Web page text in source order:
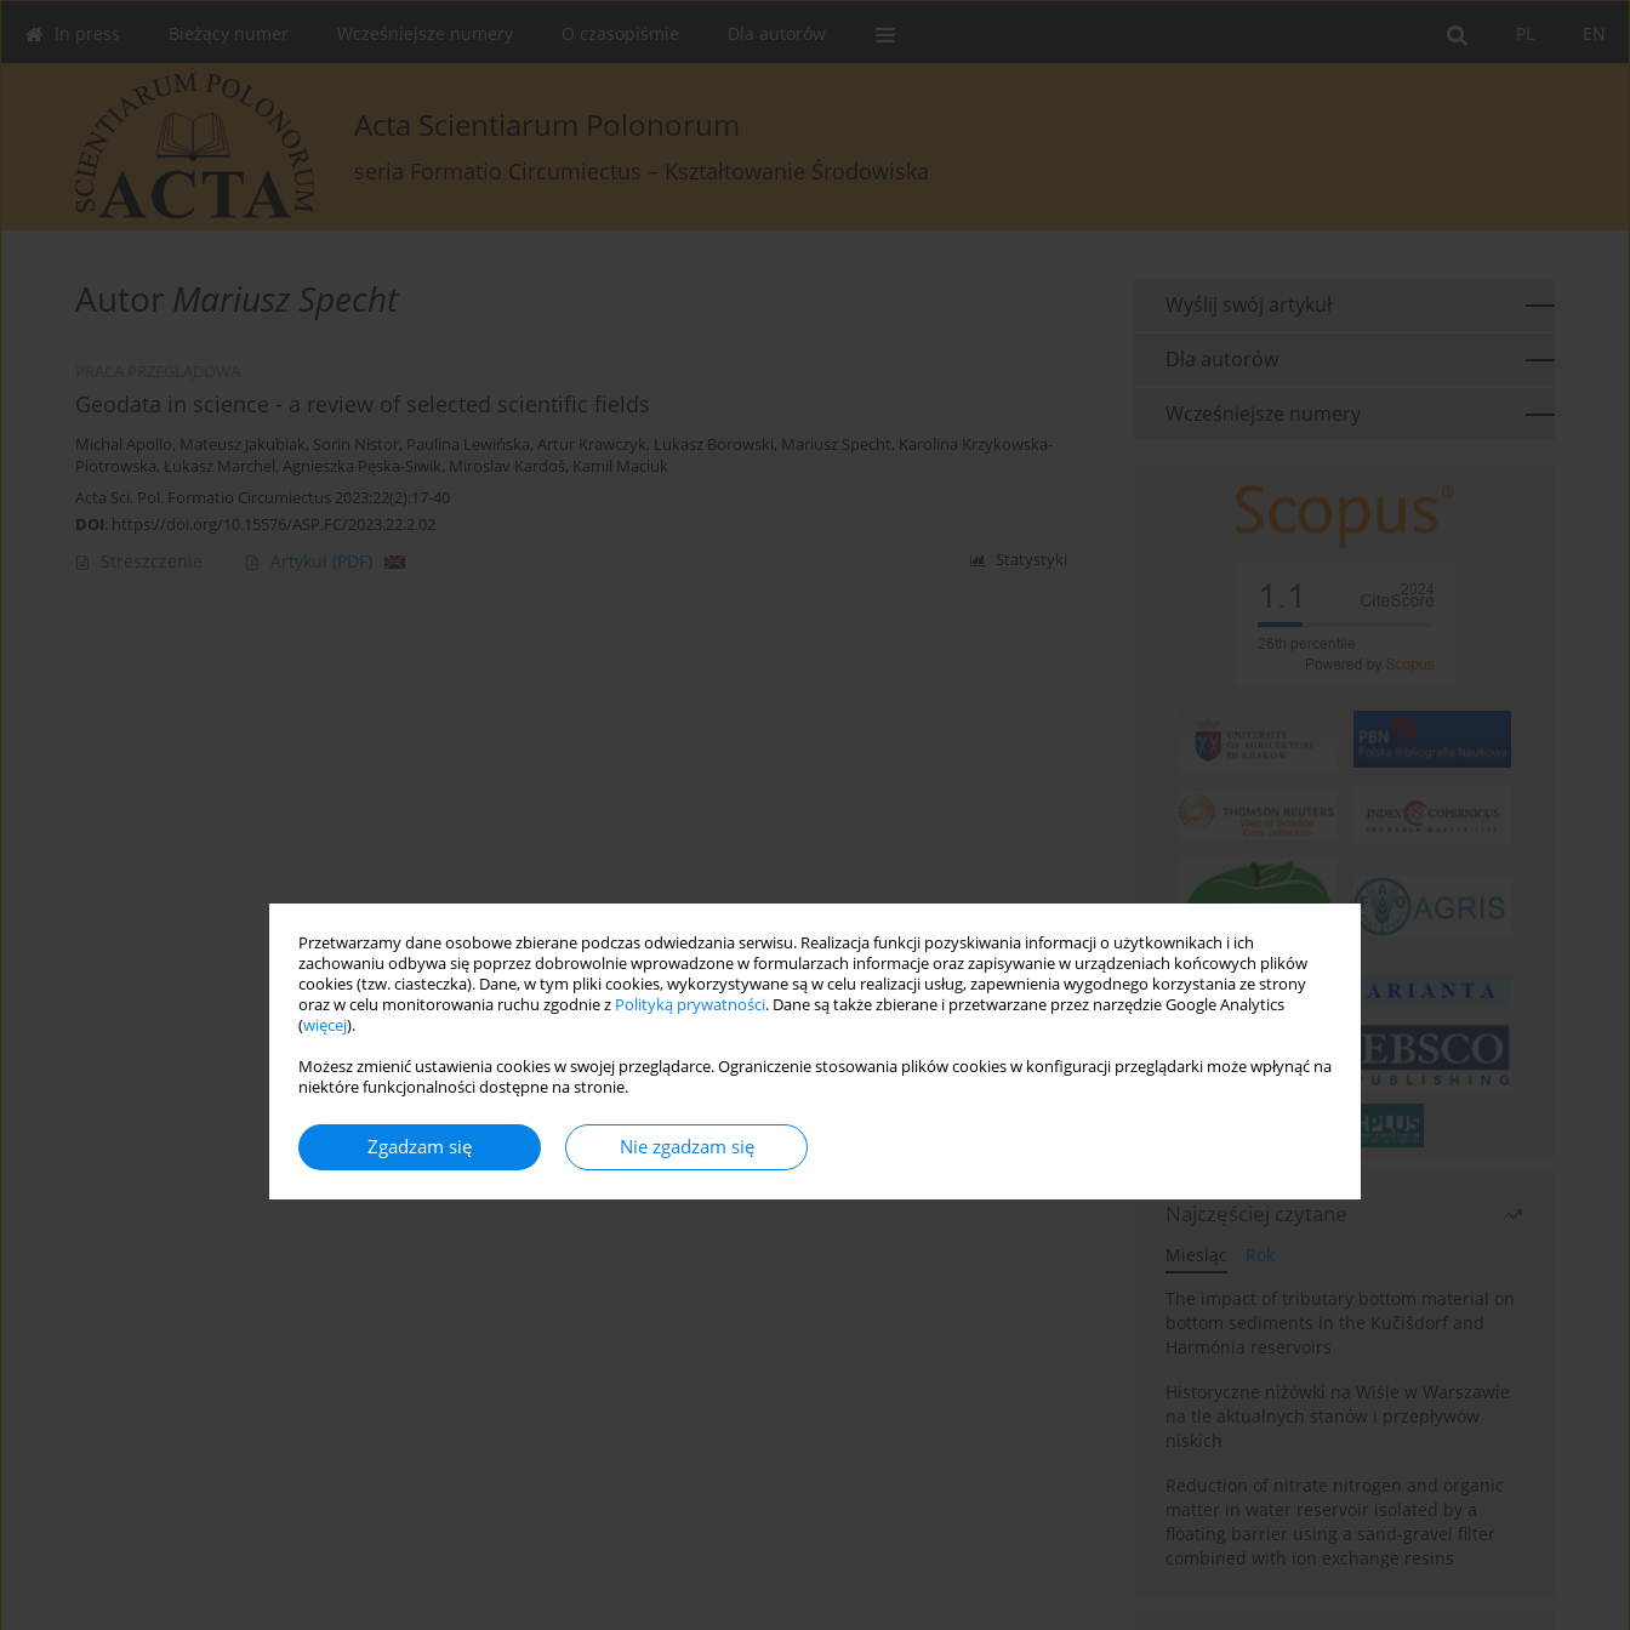
Przetwarzamy dane osobowe zbierane podczas odwiedzania serwisu. Realizacja funkcji pozyskiwania informacji o użytkownikach i ich
zachowaniu odbywa się poprzez dobrowolnie wprowadzone w formularzach informacje oraz zapisywanie w urządzeniach końcowych plików
cookies (tzw. ciasteczka). Dane, w tym pliki cookies, wykorzystywane są w celu realizacji usług, zapewnienia wygodnego korzystania ze strony
oraz w celu monitorowania ruchu zgodnie z Polityką prywatności. Dane są także zbierane i przetwarzane przez narzędzie Google Analytics
(więcej).
Możesz zmienić ustawienia cookies w swojej przeglądarce. Ograniczenie stosowania plików cookies w konfiguracji przeglądarki może wpłynąć na
niektóre funkcjonalności dostępne na stronie.
Zgadzam się Nie zgadzam się
EN
PL
In press Bieżący numer Wcześniejsze numery O czasopiśmie Dla autorów
Acta Scientiarum Polonorum
seria Formatio Circumiectus – Kształtowanie Środowiska
Autor Mariusz Specht
Geodata in science - a review of selected scientific fields
Michal Apollo, Mateusz Jakubiak, Sorin Nistor, Paulina Lewińska, Artur Krawczyk, Lukasz Borowski, Mariusz Specht, Karolina Krzykowska-
Piotrowska, Łukasz Marchel, Agnieszka Pęska-Siwik, Miroslav Kardoš, Kamil Maciuk
Acta Sci. Pol. Formatio Circumiectus 2023;22(2):17-40
DOI: https://doi.org/10.15576/ASP.FC/2023.22.2.02
Streszczenie Artykuł (PDF) Statystyki
Wyślij swój artykuł
Dla autorów
Wcześniejsze numery
Najczęściej czytane
Miesiąc
Rok
The impact of tributary bottom material on
bottom sediments in the Kučišdorf and
Harmónia reservoirs
Historyczne niżówki na Wiśle w Warszawie
na tle aktualnych stanów i przepływów
niskich
Reduction of nitrate nitrogen and organic
matter in water reservoir isolated by a
floating barrier using a sand-gravel filter
combined with ion exchange resins